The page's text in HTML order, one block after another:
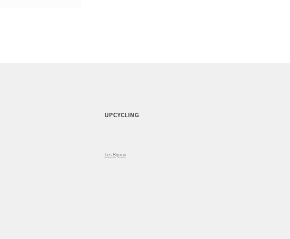
UPCYCLING
Les Bijoux